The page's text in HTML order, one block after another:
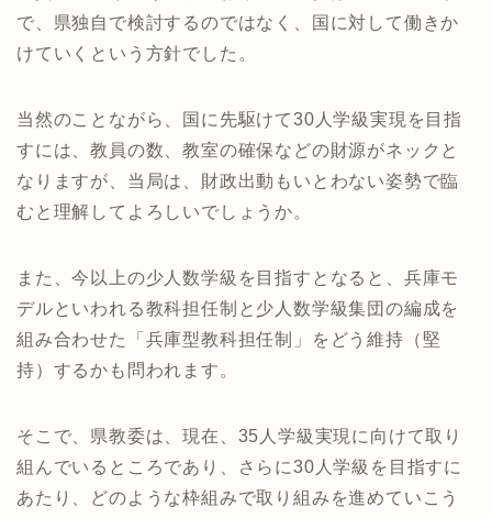
で、県独自で検討するのではなく、国に対して働きか
けていくという方針でした。
当然のことながら、国に先駆けて30人学級実現を目指
すには、教員の数、教室の確保などの財源がネックと
なりますが、当局は、財政出動もいとわない姿勢で臨
むと理解してよろしいでしょうか。
また、今以上の少人数学級を目指すとなると、兵庫モ
デルといわれる教科担任制と少人数学級集団の編成を
組み合わせた「兵庫型教科担任制」をどう維持（堅
持）するかも問われます。
そこで、県教委は、現在、35人学級実現に向けて取り
組んでいるところであり、さらに30人学級を目指すに
あたり、どのような枠組みで取り組みを進めていこう